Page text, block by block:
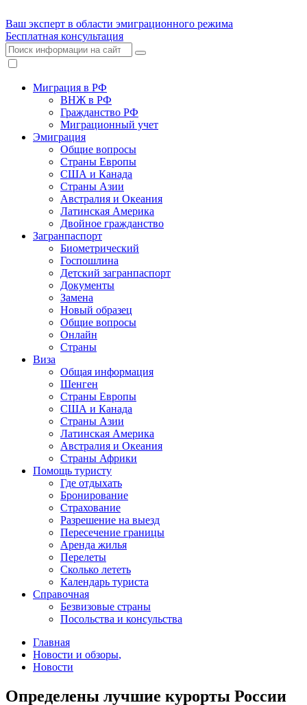
Ваш эксперт в области эмиграционного режима
Бесплатная консультация
Миграция в РФ
ВНЖ в РФ
Гражданство РФ
Миграционный учет
Эмиграция
Общие вопросы
Страны Европы
США и Канада
Страны Азии
Австралия и Океания
Латинская Америка
Двойное гражданство
Загранпаспорт
Биометрический
Госпошлина
Детский загранпаспорт
Документы
Замена
Новый образец
Общие вопросы
Онлайн
Страны
Виза
Общая информация
Шенген
Страны Европы
США и Канада
Страны Азии
Латинская Америка
Австралия и Океания
Страны Африки
Помощь туристу
Где отдыхать
Бронирование
Страхование
Разрешение на выезд
Пересечение границы
Аренда жилья
Перелеты
Сколько лететь
Календарь туриста
Справочная
Безвизовые страны
Посольства и консульства
Главная
Новости и обзоры,
Новости
Определены лучшие курорты России